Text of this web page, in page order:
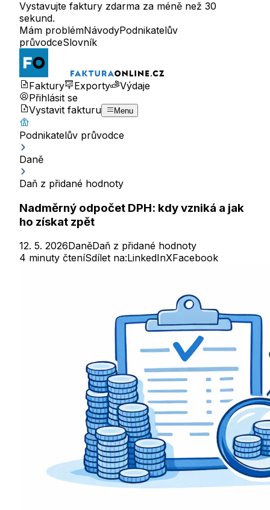
Vystavujte faktury zdarma za méně než 30
sekund.
Mám problémNávodyPodnikatelův
průvodceSlovník
Faktury Exporty
Výdaje
Přihlásit se
Vystavit fakturu
Menu
Podnikatelův průvodce
Daně
Daň z přidané hodnoty
Nadměrný odpočet DPH: kdy vzniká a jak
ho získat zpět
12. 5. 2026DaněDaň z přidané hodnoty
4 minuty čteníSdílet na:LinkedInXFacebook